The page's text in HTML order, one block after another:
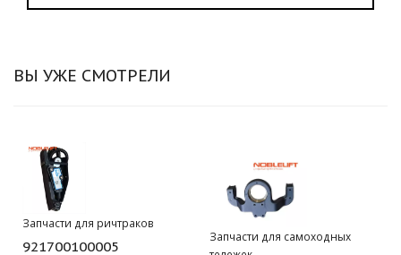
ВЫ УЖЕ СМОТРЕЛИ
Запчасти для ричтраков
921700100005
Запчасти для самоходных